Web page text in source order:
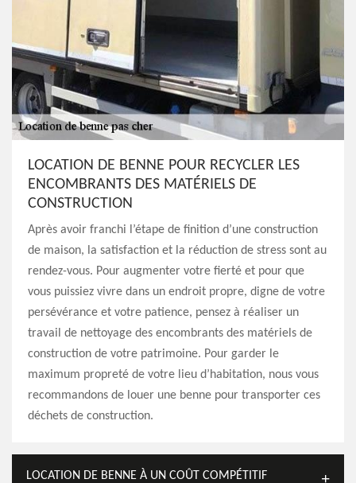
LOCATION DE BENNE POUR RECYCLER LES
ENCOMBRANTS DES MATÉRIELS DE
CONSTRUCTION
Après avoir franchi l’étape de finition d’une construction
de maison, la satisfaction et la réduction de stress sont au
rendez-vous. Pour augmenter votre fierté et pour que
vous puissiez vivre dans un endroit propre, digne de votre
persévérance et votre patience, pensez à réaliser un
travail de nettoyage des encombrants des matériels de
construction de votre patrimoine. Pour garder le
maximum propreté de votre lieu d’habitation, nous vous
recommandons de louer une benne pour transporter ces
déchets de construction.
LOCATION DE BENNE À UN COÛT COMPÉTITIF